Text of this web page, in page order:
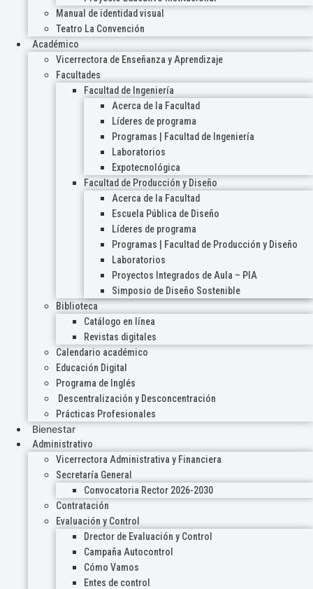
Manual de identidad visual
Teatro La Convención
Académico
Vicerrectora de Enseñanza y Aprendizaje
Facultades
Facultad de Ingeniería
Acerca de la Facultad
Líderes de programa
Programas | Facultad de Ingeniería
Laboratorios
Expotecnológica
Facultad de Producción y Diseño
Acerca de la Facultad
Escuela Pública de Diseño
Líderes de programa
Programas | Facultad de Producción y Diseño
Laboratorios
Proyectos Integrados de Aula – PIA
Simposio de Diseño Sostenible
Biblioteca
Catálogo en línea
Revistas digitales
Calendario académico
Educación Digital
Programa de Inglés
Descentralización y Desconcentración
Prácticas Profesionales
Bienestar
Administrativo
Vicerrectora Administrativa y Financiera
Secretaría General
Convocatoria Rector 2026-2030
Contratación
Evaluación y Control
Drector de Evaluación y Control
Campaña Autocontrol
Cómo Vamos
Entes de control